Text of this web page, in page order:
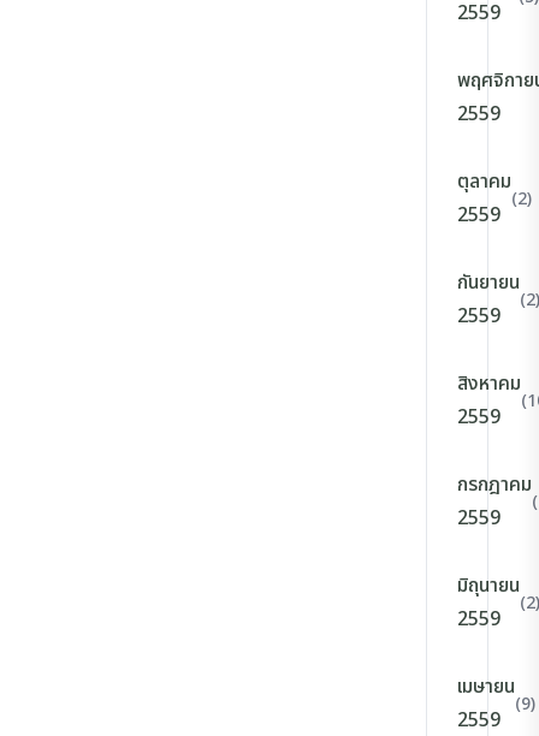
2559
พฤศจิกาย
2559
ตุลาคม
2559
(2)
กันยายน
2559
(2)
สิงหาคม
2559
กรกฎาคม
2559
มิถุนายน
2559
(2)
เมษายน
2559
(9)